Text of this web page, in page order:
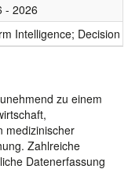
- 2026
Intelligence; Decision
zu einem
medizinischer
Zahlreiche
Datenerfassung